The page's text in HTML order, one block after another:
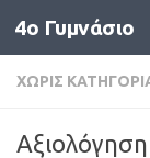
Skip to content
4o Γυμνάσιο
ΧΩΡΊΣ